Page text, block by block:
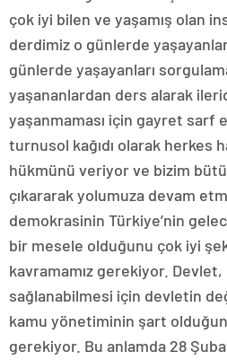
çok iyi bilen ve yaşamış olan
derdimiz o günlerde
günlerde yaşayanları
yaşananlardan ders alarak
yaşanmaması için gayret sarf
turnusol kağıdı olarak herkes
hükmünü veriyor ve bizim
çıkararak yolumuza devam
demokrasinin Türkiye’nin
bir mesele olduğunu çok iyi
kavramamız gerekiyor. Devlet,
sağlanabilmesi için devletin
kamu yönetiminin şart
gerekiyor. Bu anlamda 28